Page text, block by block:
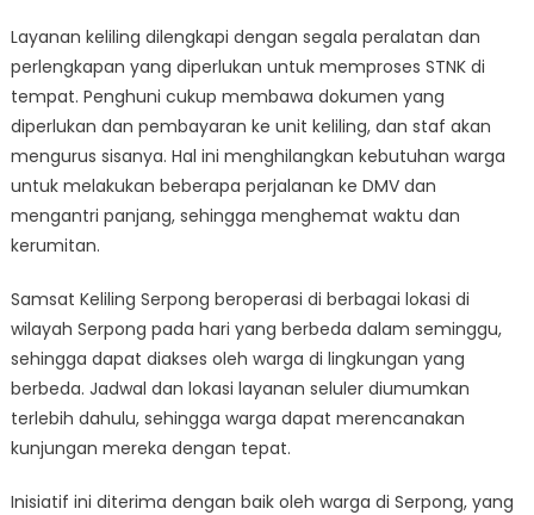
Layanan keliling dilengkapi dengan segala peralatan dan
perlengkapan yang diperlukan untuk memproses STNK di
tempat. Penghuni cukup membawa dokumen yang
diperlukan dan pembayaran ke unit keliling, dan staf akan
mengurus sisanya. Hal ini menghilangkan kebutuhan warga
untuk melakukan beberapa perjalanan ke DMV dan
mengantri panjang, sehingga menghemat waktu dan
kerumitan.
Samsat Keliling Serpong beroperasi di berbagai lokasi di
wilayah Serpong pada hari yang berbeda dalam seminggu,
sehingga dapat diakses oleh warga di lingkungan yang
berbeda. Jadwal dan lokasi layanan seluler diumumkan
terlebih dahulu, sehingga warga dapat merencanakan
kunjungan mereka dengan tepat.
Inisiatif ini diterima dengan baik oleh warga di Serpong, yang